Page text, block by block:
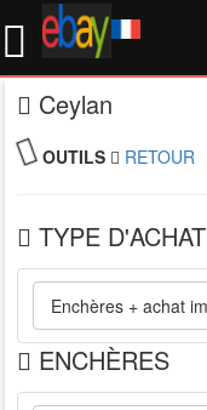
Ceylan
OUTILS RETOUR
TYPE D'ACHAT
ENCHÈRES